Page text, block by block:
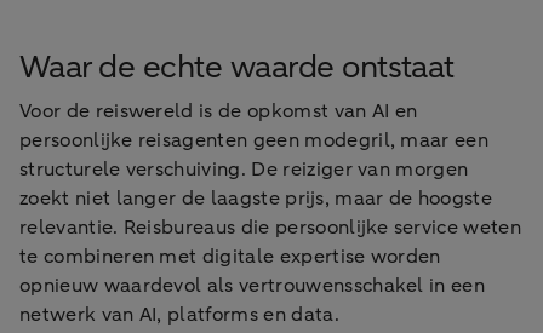
Waar de echte waarde ontstaat
Voor de reiswereld is de opkomst van AI en
persoonlijke reisagenten geen modegril, maar een
structurele verschuiving. De reiziger van morgen
zoekt niet langer de laagste prijs, maar de hoogste
relevantie. Reisbureaus die persoonlijke service weten
te combineren met digitale expertise worden
opnieuw waardevol als vertrouwensschakel in een
netwerk van AI, platforms en data.